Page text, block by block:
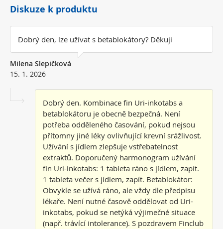
Diskuze k produktu
Dobrý den, lze užívat s betablokátory? Děkuji
Milena Slepičková
15. 1. 2026
Dobrý den. Kombinace fin Uri-inkotabs a
betablokátoru je obecně bezpečná. Není
potřeba odděleného časování, pokud nejsou
přítomny jiné léky ovlivňující krevní srážlivost.
Užívání s jídlem zlepšuje vstřebatelnost
extraktů. Doporučený harmonogram užívání
fin Uri-inkotabs: 1 tableta ráno s jídlem, zapít.
1 tableta večer s jídlem, zapít. Betablokátor:
Obvykle se užívá ráno, ale vždy dle předpisu
lékaře. Není nutné časově oddělovat od Uri-
inkotabs, pokud se netýká výjimečné situace
(např. trávící intolerance). S pozdravem Finclub